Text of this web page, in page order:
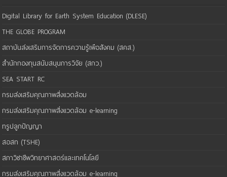
Digital Library for Earth System Education (DLESE)
THE GLOBE PROGRAM
สถาบันส่งเสริมการจัดการความรู้เพือสังคม (สคส.)
สำนักกองทุนสนับสนุนการวิจัย (สกว.)
SEA START RC
กรมส่งเสริมคุณภาพสิ่งแวดล้อม
กรมส่งเสริมคุณภาพสิ่งแวดล้อม e-learning
ทรูปลูกปัญญา
สอสท (TSHE)
สภาวิชาชีพวิทยาศาสตร์และเทคโนโลยี
กรมส่งเสริมคุณภาพสิ่งแวดล้อม e-learning